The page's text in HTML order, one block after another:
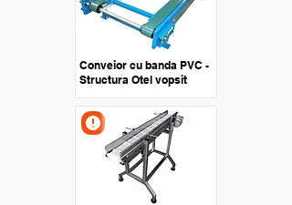
Conveior cu banda PVC -
Structura Otel vopsit